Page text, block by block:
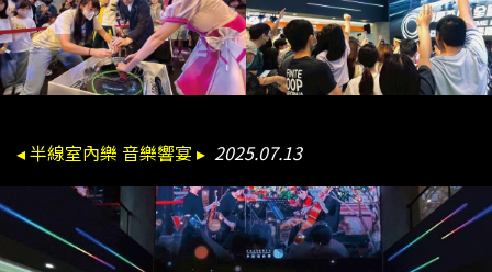
◂ 半線室內樂 音樂響宴 ▸ 2025.07.13